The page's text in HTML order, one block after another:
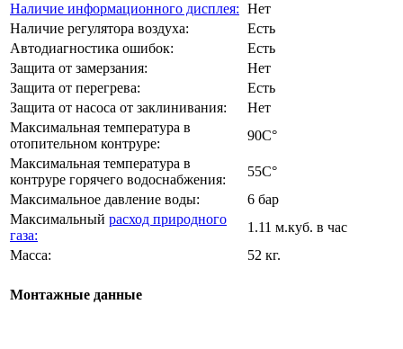
Наличие информационного дисплея: Нет
Наличие регулятора воздуха:
Есть
Автодиагностика ошибок:
Есть
Защита от замерзания:
Нет
Защита от перегрева:
Есть
Защита от насоса от заклинивания:
Нет
Максимальная температура в
отопительном контруре:
90C°
Максимальная температура в
контруре горячего водоснабжения:
55C°
Максимальное давление воды:
6 бар
Максимальный расход природного
газа:
1.11 м.куб. в час
Масса:
52 кг.
Монтажные данные